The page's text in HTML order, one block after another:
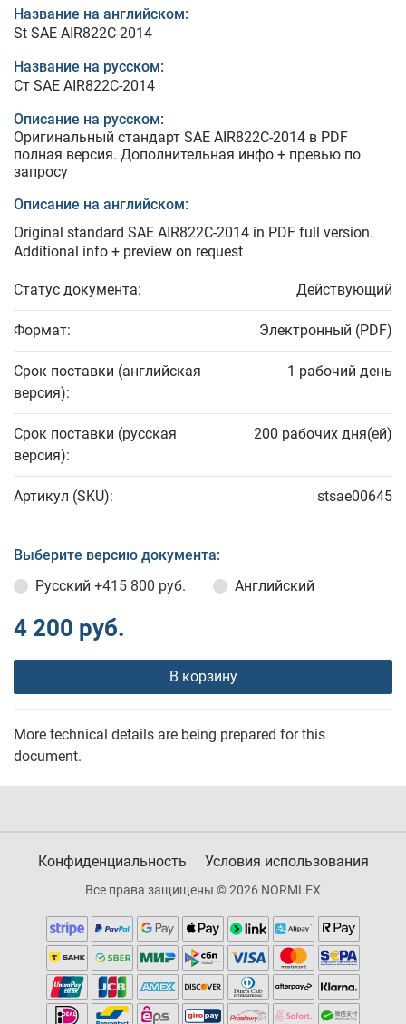
Название на английском:
St SAE AIR822C-2014
Название на русском:
Ст SAE AIR822C-2014
Описание на русском:
Оригинальный стандарт SAE AIR822C-2014 в PDF
полная версия. Дополнительная инфо + превью по
запросу
Описание на английском:
Original standard SAE AIR822C-2014 in PDF full version.
Additional info + preview on request
Статус документа: Действующий
Формат: Электронный (PDF)
Срок поставки (английская
версия):
1 рабочий день
Срок поставки (русская
версия):
200 рабочих дня(ей)
Артикул (SKU): stsae00645
Выберите версию документа:
Русский +415 800 руб. Английский
4 200 руб.
В корзину
More technical details are being prepared for this
document.
Конфиденциальность Условия использования
Все права защищены © 2026 NORMLEX